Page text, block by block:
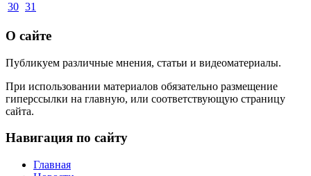
30 31
О сайте
Публикуем различные мнения, статьи и видеоматериалы.
При использовании материалов обязательно размещение
гиперссылки на главную, или соответствующую страницу
сайта.
Навигация по сайту
Главная